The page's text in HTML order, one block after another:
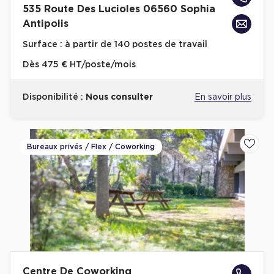
Achat de Bureaux à Rennes
Bureaux certifiés - Environnement
Location bureaux Bellecour - Cordeliers (Lyon)
Haussmanniens
Location d'Entrepôts / Activités
Location d'Entrepôts / Activités à Aix-en-Provence
Location d'Entrepôts / Activités à Saint-Priest
535 Route Des Lucioles 06560 Sophia
Antipolis
Surface : à partir de 140 postes de travail
Dès 475 € HT/poste/mois
Disponibilité : Nous consulter En savoir plus
Bureaux privés / Flex / Coworking
Centre De Coworking